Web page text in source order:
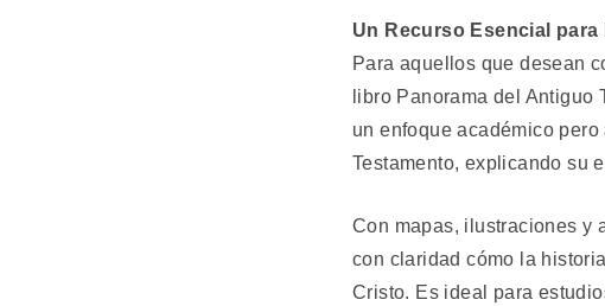
Un Recurso Esencial
Para aquellos que desean
libro Panorama del Antiguo
un enfoque académico
Testamento, explicando su
Con mapas, ilustraciones y
con claridad cómo la
Cristo. Es ideal para